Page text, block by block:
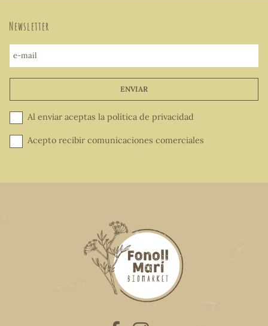
Newsletter
e-mail
ENVIAR
Al enviar aceptas la política de privacidad
Acepto recibir comunicaciones comerciales